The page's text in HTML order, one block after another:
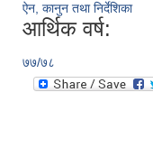
ऐन, कानुन तथा निर्देशिका
आर्थिक वर्ष:
७७/७८